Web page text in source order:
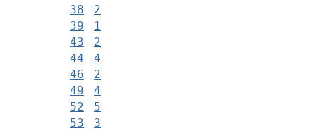
38
2
39
1
43
2
44
4
46
2
49
4
52
5
53
3